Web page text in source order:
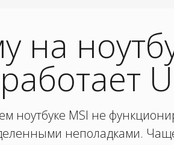
на
работает
ноутбуке MSI не
неполадками.